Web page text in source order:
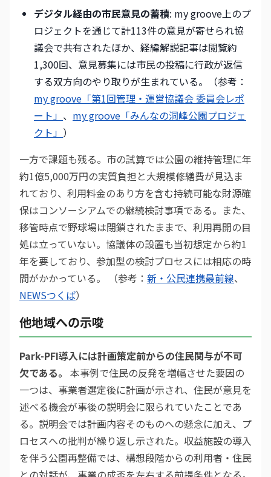
デジタル経由の市民意見の蓄積: my groove上のプ
ロジェクトを通じて計113件の意見が寄せられ協
議会で共有されたほか、経緯解説記事は閲覧約
1,300回、意見募集には市民の投稿に行政が返信
する双方向のやり取りが生まれている。（参考：
my groove「第1回管理・運営協議会 委員会レポ
ート」 、 my groove「みんなの洞峰公園プロジェ
クト」 ）
一方で課題も残る。市の試算では公園の維持管理に年
約1億5,000万円の実質負担と大規模修繕費が見込ま
れており、利用料金のあり方を含む持続可能な財源確
保はコンソーシアムでの継続検討事項である。また、
移管時点で野球場は閉鎖されたままで、利用再開の目
処は立っていない。協議体の設置も当初想定から約1
年を要しており、参加型の検討プロセスには相応の時
間がかかっている。 （参考： 新・公民連携最前線、
NEWSつくば）
他地域への示唆
Park-PFI導入には計画策定前からの住民関与が不可
欠である。 本事例で住民の反発を増幅させた要因の
一つは、事業者選定後に計画が示され、住民が意見を
述べる機会が事後の説明会に限られていたことであ
る。説明会では計画内容そのものへの懸念に加え、プ
ロセスへの批判が繰り返し示された。収益施設の導入
を伴う公園再整備では、構想段階からの利用者・住民